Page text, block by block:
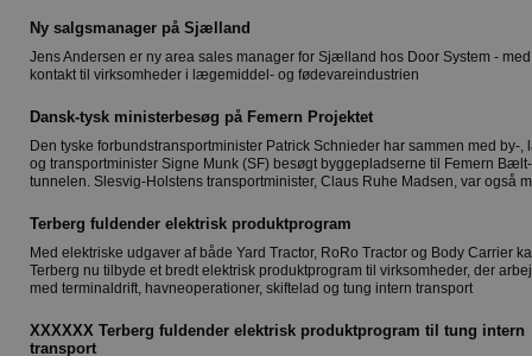
Ny salgsmanager på Sjælland
Jens Andersen er ny area sales manager for Sjælland hos Door System -
kontakt til virksomheder i lægemiddel- og fødevareindustrien
Dansk-tysk ministerbesøg på Femern Projektet
Den tyske forbundstransportminister Patrick Schnieder har sammen med by-,
og transportminister Signe Munk (SF) besøgt byggepladserne til Femern Bælt-
tunnelen. Slesvig-Holstens transportminister, Claus Ruhe Madsen, var også
Terberg fuldender elektrisk produktprogram
Med elektriske udgaver af både Yard Tractor, RoRo Tractor og Body Carrier
Terberg nu tilbyde et bredt elektrisk produktprogram til virksomheder, der
med terminaldrift, havneoperationer, skiftelad og tung intern transport
XXXXXX Terberg fuldender elektrisk produktprogram til tung intern
transport